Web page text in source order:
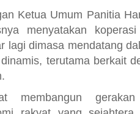
Ketua Umum Panitia
menyatakan
lagi dimasa mendatang
terutama berkait
membangun
rakyat yang
didengung-
berperan dalam
menjabat sebagai